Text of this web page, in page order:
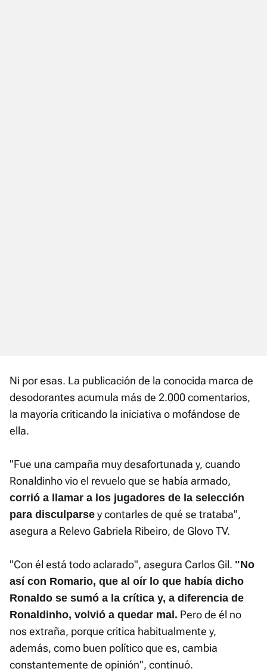
Ni por esas. La publicación de la conocida marca de
desodorantes acumula más de 2.000 comentarios,
la mayoría criticando la iniciativa o mofándose de
ella.
"Fue una campaña muy desafortunada y, cuando
Ronaldinho vio el revuelo que se había armado,
corrió a llamar a los jugadores de la selección
para disculparse y contarles de qué se trataba",
asegura a Relevo Gabriela Ribeiro, de Glovo TV.
"Con él está todo aclarado", asegura Carlos Gil. "No
así con Romario, que al oír lo que había dicho
Ronaldo se sumó a la crítica y, a diferencia de
Ronaldinho, volvió a quedar mal. Pero de él no
nos extraña, porque critica habitualmente y,
además, como buen político que es, cambia
constantemente de opinión", continuó.